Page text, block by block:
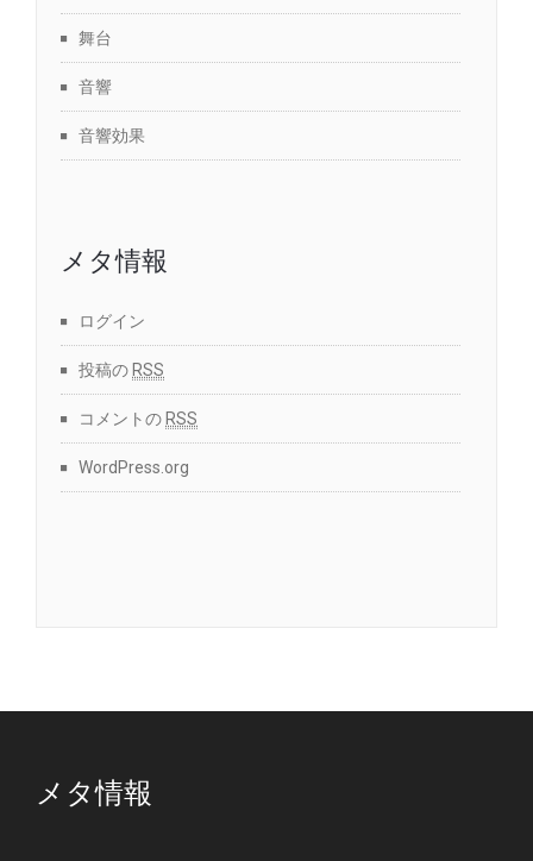
舞台
音響
音響効果
メタ情報
ログイン
投稿の RSS
コメントの RSS
WordPress.org
メタ情報